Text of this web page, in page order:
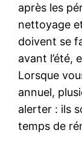
après les
nettoyage
doivent se
avant l’été,
Lorsque
annuel,
alerter : ils
temps de